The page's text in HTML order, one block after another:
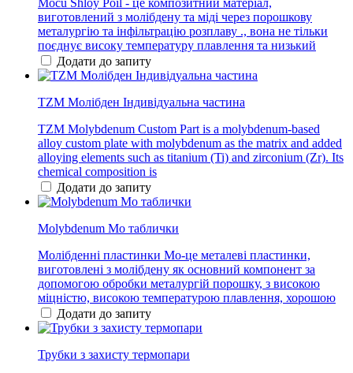
виготовлений з молібдену та міді через порошкову
металургію та інфільтрацію розплаву ., вона не тільки
поєднує високу температуру плавлення та низький
Додати до запиту
TZM Молібден Індивідуальна частина
TZM Molybdenum Custom Part is a molybdenum-based
alloy custom plate with molybdenum as the matrix and added
alloying elements such as titanium (Ti) and zirconium (Zr). Its
chemical composition is
Додати до запиту
Molybdenum Mo таблички
Молібденні пластинки Mo-це металеві пластинки,
виготовлені з молібдену як основний компонент за
допомогою обробки металургій порошку, з високою
міцністю, високою температурою плавлення, хорошою
Додати до запиту
Трубки з захисту термопари